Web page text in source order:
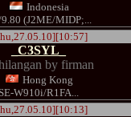
Indonesia
(J2ME/MIDP;...
_C3SYL_
by firman
Hong Kong
SE-W910i/R1FA...